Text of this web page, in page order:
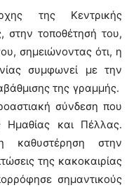
της Κεντρικής
στην τοποθέτησή του,
σημειώνοντας ότι, η
συμφωνεί με την
της γραμμής.
σύνδεση που
Ημαθίας και Πέλλας.
καθυστέρηση στην
της κακοκαιρίας
σημαντικούς